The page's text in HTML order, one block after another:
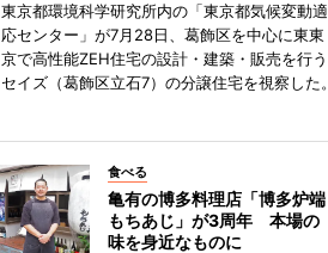
東京都環境科学研究所内の「東京都気候変動適
応センター」が7月28日、葛飾区を中心に東東
京で高性能ZEH住宅の設計・建築・販売を行う
セイズ（葛飾区立石7）の分譲住宅を視察した。
食べる
亀有の博多料理店「博多炉端
もちあじ」が3周年 本場の
味を身近なものに